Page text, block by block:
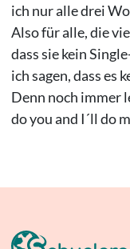
ich nur alle drei
Also für alle, die
dass sie kein
ich sagen, dass es
Denn noch immer
do you and I´ll do